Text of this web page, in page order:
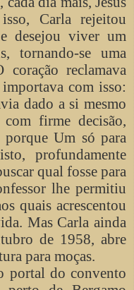
Carla rejeitou
desejou viver um
tornando-se uma
coração reclamava
com isso:
dado a si mesmo
firme decisão,
Um só para
profundamente
qual fosse para
lhe permitiu
quais acrescentou
Mas Carla ainda
de 1958, abre
para moças.
portal do convento